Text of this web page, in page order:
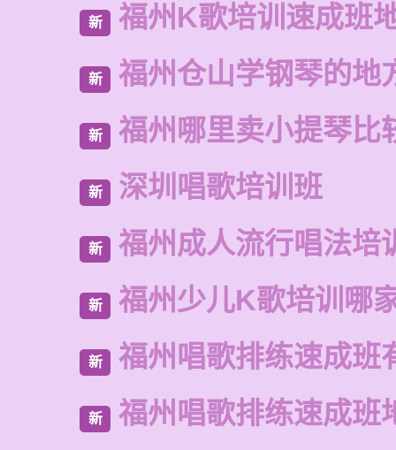
新 福州K歌培训速成班
新 福州仓山学钢琴的地
新 福州哪里卖小提琴比
新 深圳唱歌培训班
新 福州成人流行唱法培
新 福州少儿K歌培训哪
新 福州唱歌排练速成班
新 福州唱歌排练速成班